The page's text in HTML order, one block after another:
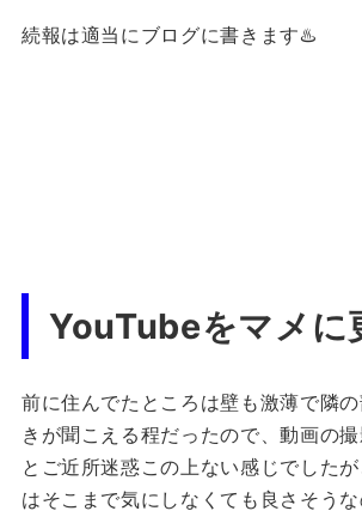
続報は適当にブログに書きます♨️
YouTubeをマメに
前に住んでたところは壁も激薄で隣
きが聞こえる程だったので、動画の
とご近所迷惑この上ない感じでした
はそこまで気にしなくても良さそう